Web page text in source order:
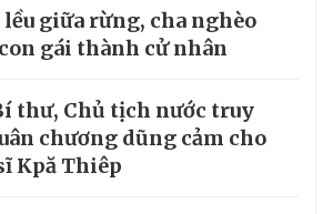
lều giữa rừng, cha nghèo
gái thành cử nhân
thư, Chủ tịch nước truy
chương dũng cảm cho
Kpă Thiêp